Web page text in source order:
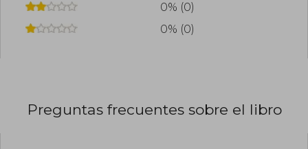
0% (0)
0% (0)
Preguntas frecuentes sobre el libro